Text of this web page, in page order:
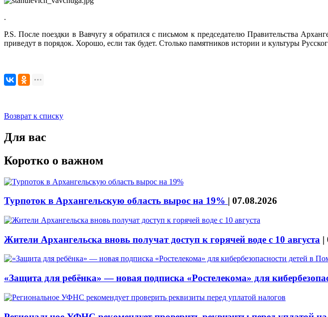
.
P.S. После поездки в Вавчугу я обратился с письмом к председателю Правительства
приведут в порядок. Хорошо, если так будет. Столько памятников истории и культуры
Возврат к списку
Для вас
Коротко о важном
Турпоток в Архангельскую область вырос на 19% | 07.08.2026
Жители Архангельска вновь получат доступ к горячей воде с 10 августа |
«Защита для ребёнка» — новая подписка «Ростелекома» для